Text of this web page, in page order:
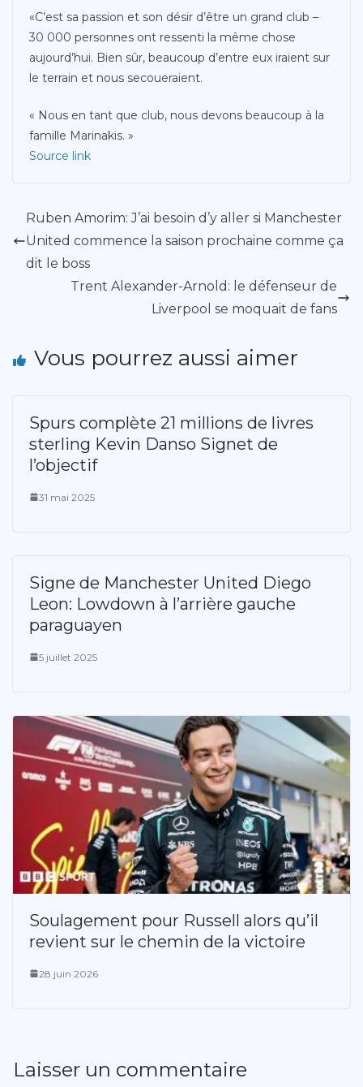
«C’est sa passion et son désir d’être un grand club –
30 000 personnes ont ressenti la même chose
aujourd’hui. Bien sûr, beaucoup d’entre eux iraient sur
le terrain et nous secoueraient.
« Nous en tant que club, nous devons beaucoup à la
famille Marinakis. »
Source link
Ruben Amorim: J’ai besoin d’y aller si Manchester
United commence la saison prochaine comme ça
dit le boss
Trent Alexander-Arnold: le défenseur de
Liverpool se moquait de fans
Vous pourrez aussi aimer
Spurs complète 21 millions de livres
sterling Kevin Danso Signet de
l’objectif
31 mai 2025
Signe de Manchester United Diego
Leon: Lowdown à l’arrière gauche
paraguayen
5 juillet 2025
Soulagement pour Russell alors qu’il
revient sur le chemin de la victoire
28 juin 2026
Laisser un commentaire